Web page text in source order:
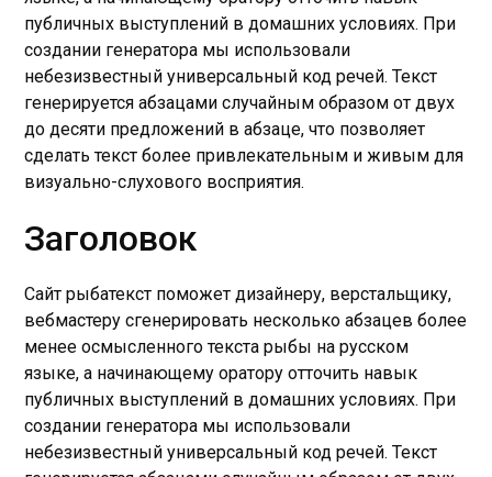
публичных выступлений в домашних условиях. При
создании генератора мы использовали
небезизвестный универсальный код речей. Текст
генерируется абзацами случайным образом от двух
до десяти предложений в абзаце, что позволяет
сделать текст более привлекательным и живым для
визуально-слухового восприятия.
Заголовок
Сайт рыбатекст поможет дизайнеру, верстальщику,
вебмастеру сгенерировать несколько абзацев более
менее осмысленного текста рыбы на русском
языке, а начинающему оратору отточить навык
публичных выступлений в домашних условиях. При
создании генератора мы использовали
небезизвестный универсальный код речей. Текст